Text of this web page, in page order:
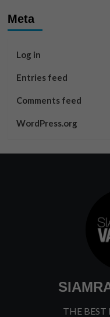
Meta
Log in
Entries feed
Comments feed
WordPress.org
THE